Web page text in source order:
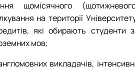
щомісячного
на території
які обирають студенти
мов;
викладачів,